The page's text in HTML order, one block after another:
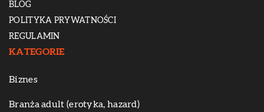
BLOG
POLITYKA PRYWATNOŚCI
REGULAMIN
KATEGORIE
Biznes
Branża adult (erotyka, hazard)